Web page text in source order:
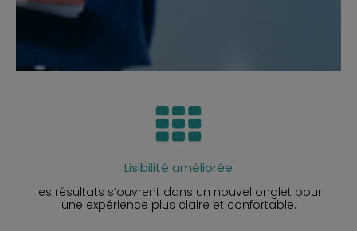
Lisibilité améliorée
les résultats s’ouvrent dans un nouvel onglet pour
une expérience plus claire et confortable.